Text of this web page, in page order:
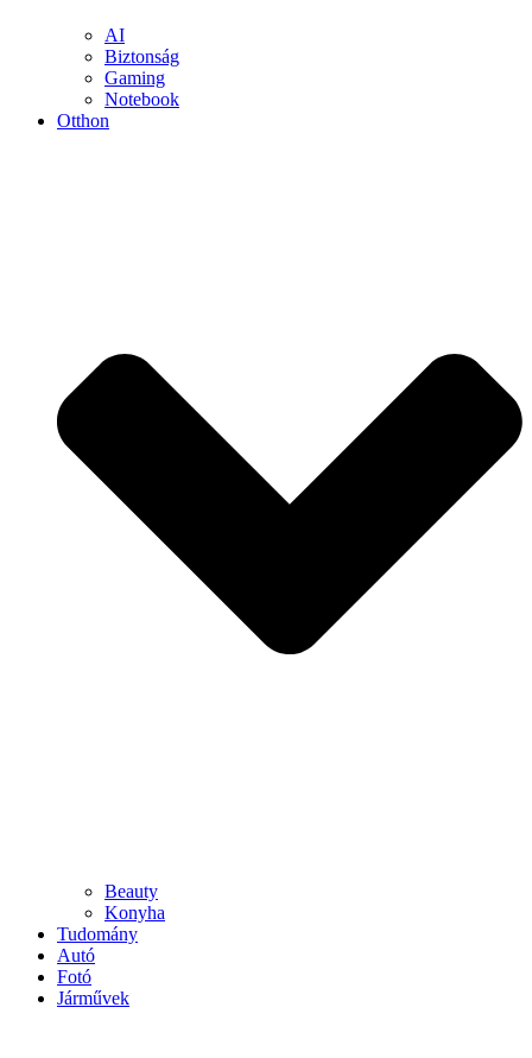
AI
Biztonság
Gaming
Notebook
Otthon
Beauty
Konyha
Tudomány
Autó
Fotó
Járművek